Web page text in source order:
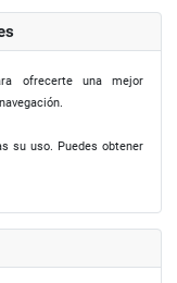
ofrecerte una mejor
su uso. Puedes obtener